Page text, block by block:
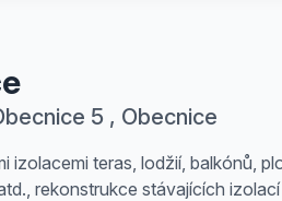
5 , Obecnice
izolacemi teras, lodžií, balkónů,
rekonstrukce stávajících